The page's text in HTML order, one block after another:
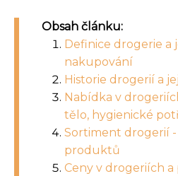
Obsah článku:
Definice drogerie a
nakupování
Historie drogerií a
Nabídka v
tělo, hygienické
Sortiment drogerií
produktů
Ceny v drogeriích a